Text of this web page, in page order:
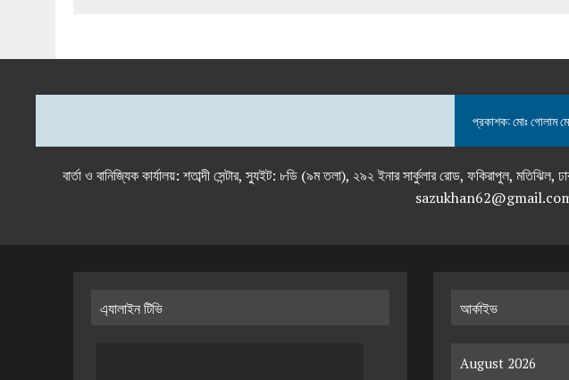
প্রকাশক: মোঃ গোলাম
বার্তা ও বানিজ্যিক কার্যালয়: শতাব্দী সেন্টার, স্যুইট: ৮ডি (৯ম তলা), ২৯২ ইনার সার্কুলার রোড,
এ্যালাইন টিভি আর্কাইভ
August 2026